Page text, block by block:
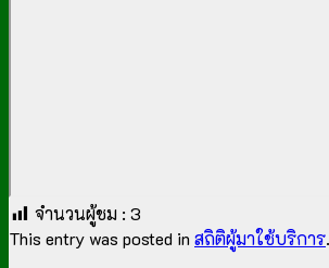
จำนวนผู้ชม : 3
This entry was posted in สถิติผู้มาใช้บริการ